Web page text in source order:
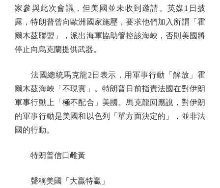
家參與此次會議，但美國並未收到邀請。英媒1日披
露，特朗普曾向歐洲國家施壓，要求他們加入所謂「霍
爾木茲聯盟」，派出海軍協助管控該海峽，否則美國將
停止向烏克蘭提供武器。
法國總統馬克龍2日表示，用軍事行動「解放」霍
爾木茲海峽「不現實」。特朗普日前指責法國在對伊朗
軍事行動上「極不配合」美國。馬克龍回應說，對伊朗
的軍事行動是美國和以色列「單方面決定的」，並非法
國的行動。
特朗普信口雌黃
聲稱美國「大贏特贏」